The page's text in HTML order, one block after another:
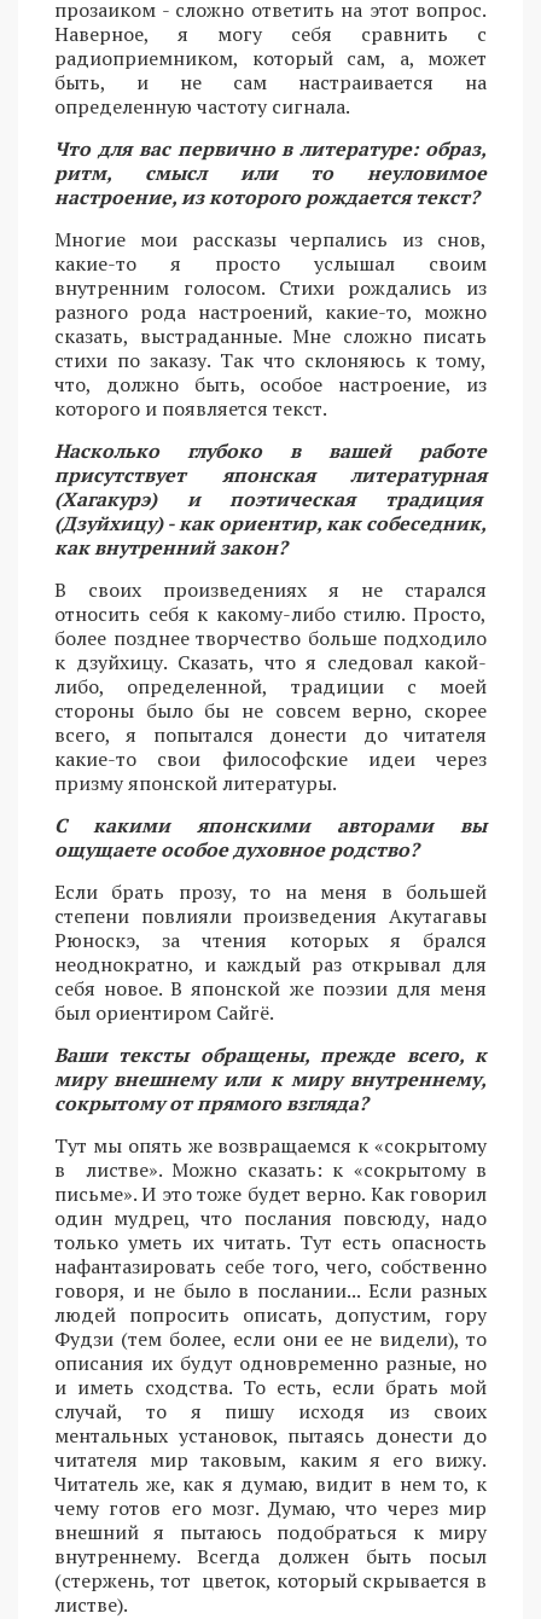
прозаиком - сложно ответить на этот вопрос.
Наверное, я могу себя сравнить с
радиоприемником, который сам, а, может
быть, и не сам настраивается на
определенную частоту сигнала.
Что для вас первично в литературе: образ,
ритм, смысл или то неуловимое
настроение, из которого рождается текст?
Многие мои рассказы черпались из снов,
какие-то я просто услышал своим
внутренним голосом. Стихи рождались из
разного рода настроений, какие-то, можно
сказать, выстраданные. Мне сложно писать
стихи по заказу. Так что склоняюсь к тому,
что, должно быть, особое настроение, из
которого и появляется текст.
Насколько глубоко в вашей работе
присутствует японская литературная
(Хагакурэ) и поэтическая традиция
(Дзуйхицу) - как ориентир, как собеседник,
как внутренний закон?
В своих произведениях я не старался
относить себя к какому-либо стилю. Просто,
более позднее творчество больше подходило
к дзуйхицу. Сказать, что я следовал какой-
либо, определенной, традиции с моей
стороны было бы не совсем верно, скорее
всего, я попытался донести до читателя
какие-то свои философские идеи через
призму японской литературы.
С какими японскими авторами вы
ощущаете особое духовное родство?
Если брать прозу, то на меня в большей
степени повлияли произведения Акутагавы
Рюноскэ, за чтения которых я брался
неоднократно, и каждый раз открывал для
себя новое. В японской же поэзии для меня
был ориентиром Сайгё.
Ваши тексты обращены, прежде всего, к
миру внешнему или к миру внутреннему,
сокрытому от прямого взгляда?
Тут мы опять же возвращаемся к «сокрытому
в листве». Можно сказать: к «сокрытому в
письме». И это тоже будет верно. Как говорил
один мудрец, что послания повсюду, надо
только уметь их читать. Тут есть опасность
нафантазировать себе того, чего, собственно
говоря, и не было в послании... Если разных
людей попросить описать, допустим, гору
Фудзи (тем более, если они ее не видели), то
описания их будут одновременно разные, но
и иметь сходства. То есть, если брать мой
случай, то я пишу исходя из своих
ментальных установок, пытаясь донести до
читателя мир таковым, каким я его вижу.
Читатель же, как я думаю, видит в нем то, к
чему готов его мозг. Думаю, что через мир
внешний я пытаюсь подобраться к миру
внутреннему. Всегда должен быть посыл
(стержень, тот цветок, который скрывается в
листве).